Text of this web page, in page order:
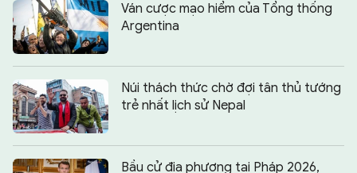
Ván cược mạo hiểm của Tổng thống
Argentina
Núi thách thức chờ đợi tân thủ tướng
trẻ nhất lịch sử Nepal
Bầu cử địa phương tại Pháp 2026,